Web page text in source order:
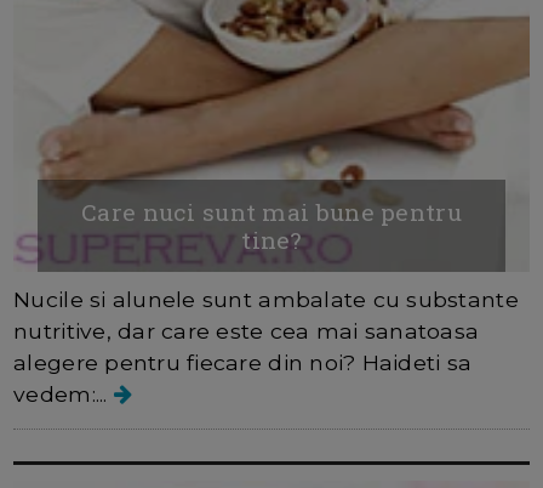
Care nuci sunt mai bune pentru
tine?
Nucile si alunele sunt ambalate cu substante
nutritive, dar care este cea mai sanatoasa
alegere pentru fiecare din noi? Haideti sa
vedem:...